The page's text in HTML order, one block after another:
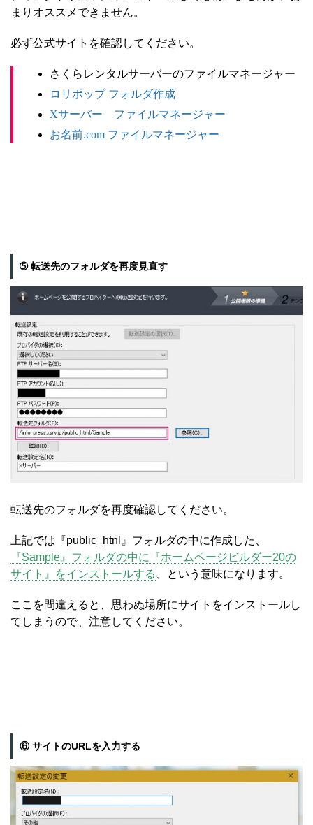
まりオススメできません。
必ず公式サイトを確認してください。
さくらレンタルサーバーのファイルマネージャー
ロリポップ フォルダ作成
Xサーバー ファイルマネージャー
お名前.com ファイルマネージャー
➄ 転送先のフォルダを再度見直す
転送先のフォルダを再度確認してください。
上記では『public_htnl』フォルダの中に作成した、
『Sample』フォルダの中に『ホームページビルダー20の
サイト』をインストールする
、という意味になります。
ここを間違えると、思わぬ場所にサイトをインストールし
てしまうので、注意してください。
⑥ サイトのURLを入力する